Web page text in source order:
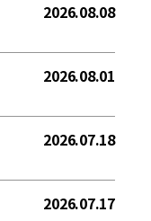
2026.08.08
2026.08.01
2026.07.18
2026.07.17